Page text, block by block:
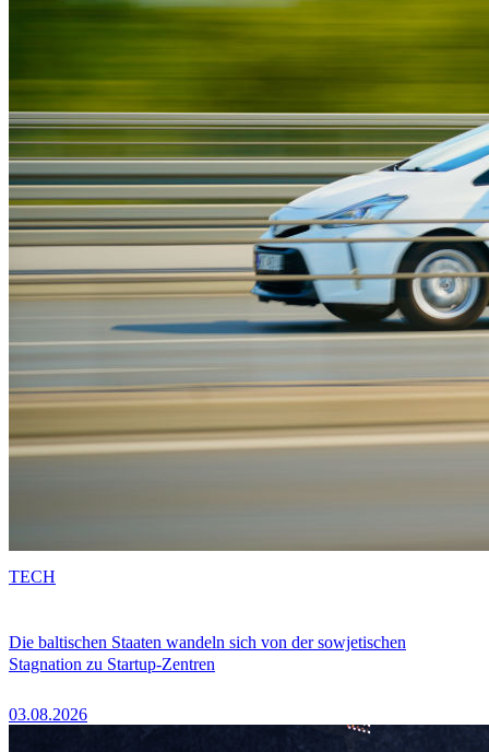
Die baltischen Staaten wandeln sich von der sowjetischen
Stagnation zu Startup-Zentren
03.08.2026
TECH